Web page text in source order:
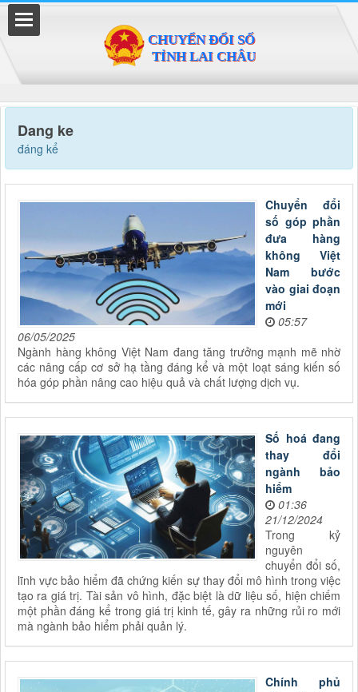
Dang ke
đáng kể
Chuyển đổi
số góp phần
đưa hàng
không Việt
Nam bước
vào giai đoạn
mới
05:57
06/05/2025
Ngành hàng không Việt Nam đang tăng trưởng mạnh mẽ nhờ
các nâng cấp cơ sở hạ tầng đáng kể và một loạt sáng kiến ​​số
hóa góp phần nâng cao hiệu quả và chất lượng dịch vụ.
Số hoá đang
thay đổi
ngành bảo
hiểm
01:36
21/12/2024
Trong kỷ
nguyên
chuyển đổi số,
lĩnh vực bảo hiểm đã chứng kiến sự thay đổi mô hình trong việc
tạo ra giá trị. Tài sản vô hình, đặc biệt là dữ liệu số, hiện chiếm
một phần đáng kể trong giá trị kinh tế, gây ra những rủi ro mới
mà ngành bảo hiểm phải quản lý.
Chính phủ
Đã kết nối EMC